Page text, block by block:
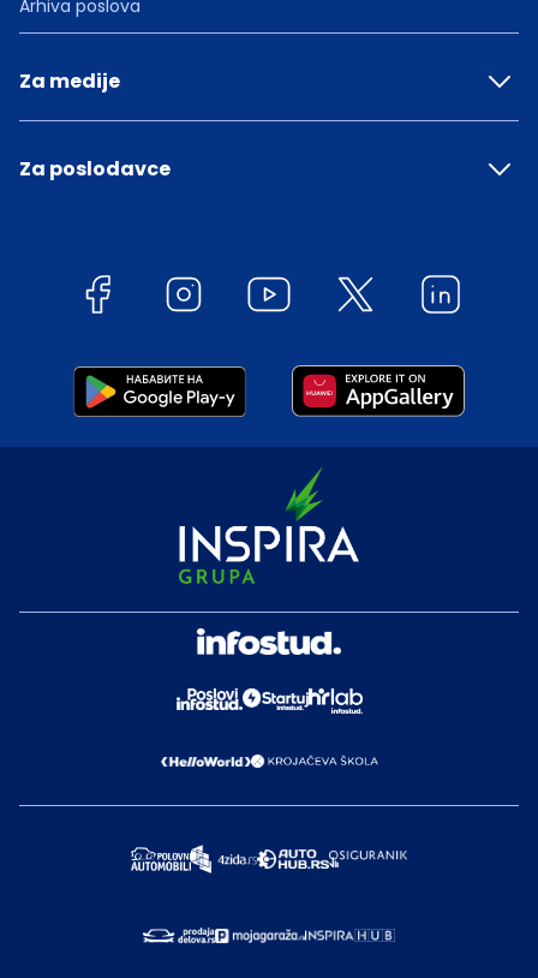
Arhiva poslova
Za medije
Za poslodavce